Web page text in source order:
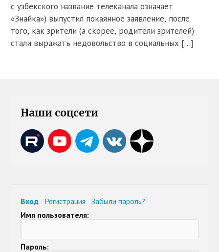
с узбекского название телеканала означает
«Знайка») выпустил покаянное заявление, после
того, как зрители (а скорее, родители зрителей)
стали выражать недовольство в социальных […]
Наши соцсети
Вход Регистрация
Забыли пароль?
Имя пользователя:
Пароль: